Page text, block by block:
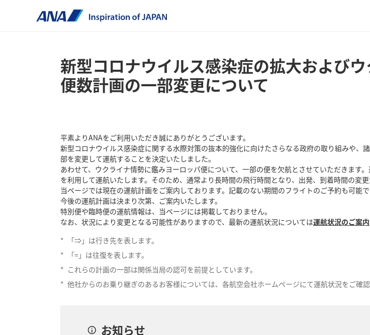
新型コロナウイルス感染症の拡大および
便数計画の一部変更について
平素よりANAをご利用いただき誠にありがとうございます。
新型コロナウイルス感染症に関する水際対策の抜本的強化に向けたさらなる政府の取り組みや
部を変更して運航することを決定いたしました。
あわせて、ウクライナ情勢に鑑みヨーロッパ便について、一部の便を欠航とさせていただきます
を利用して運航いたします。そのため、通常より長時間の飛行時間となり、出発、到着時間の変
当ページでは現在の運航計画をご案内しております。記載のない期間のフライトのご予約も可能
今後の運航計画は決まり次第、ご案内いたします。
特別便や臨時便の運航情報は、当ページには掲載しておりません。
なお、状況により変更となる可能性がありますので、最新の運航状況については運航状況のご案内
*
「⇒」は行き先を表します。
*
「=」は往復を表します。
* これらの計画の一部は関係当局の認可を前提としています。
* 他社からのお乗り継ぎのあるお客様については、各航空会社ホームページにて運航状況をご確認
お知らせ